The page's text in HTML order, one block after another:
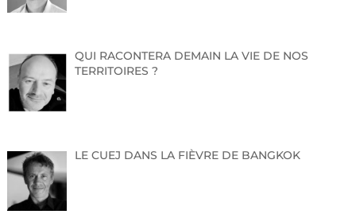
14 rue du Maréchal Juin
Vous avez la possibilité d’assister à l’événement sous
forme de visioconférence, via l’outil Zoom ;
le lien de connexion vous sera transmis la veille de la
conférence de presse.
votre disposition pour l’organisation d’interviews.
Merci de bien vouloir confirmer votre présence
et préciser si vous participerez en présentiel ou en
distanciel
QUI RACONTERA DEMAIN LA VIE DE NOS
TERRITOIRES ?
LE CUEJ DANS LA FIÈVRE DE BANGKOK